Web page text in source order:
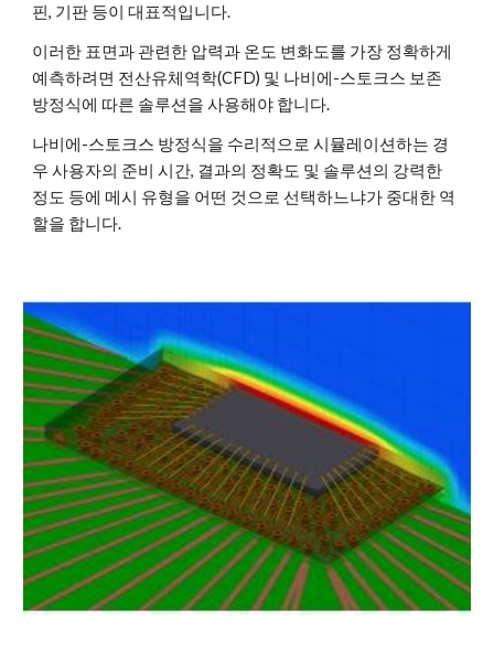
핀, 기판 등이 대표적입니다.
이러한 표면과 관련한 압력과 온도 변화도를 가장 정확하게
예측하려면 전산유체역학(CFD) 및 나비에-스토크스 보존
방정식에 따른 솔루션을 사용해야 합니다.
나비에-스토크스 방정식을 수리적으로 시뮬레이션하는 경
우 사용자의 준비 시간, 결과의 정확도 및 솔루션의 강력한
정도 등에 메시 유형을 어떤 것으로 선택하느냐가 중대한 역
할을 합니다.